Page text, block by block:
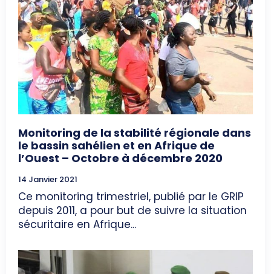
Monitoring de la stabilité régionale dans
le bassin sahélien et en Afrique de
l’Ouest – Octobre à décembre 2020
14 Janvier 2021
Ce monitoring trimestriel, publié par le GRIP
depuis 2011, a pour but de suivre la situation
sécuritaire en Afrique...